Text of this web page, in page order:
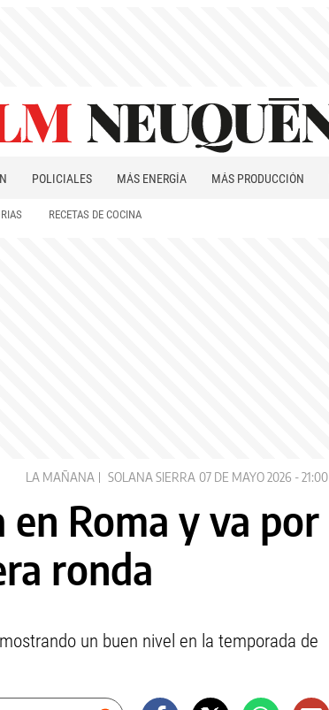
POLICIALES MÁS ENERGÍA MÁS PRODUCCIÓN
RECETAS DE COCINA
LA MAÑANA SOLANA SIERRA 07 DE MAYO 2026 - 21:00
en Roma y va por
ronda
un buen nivel en la temporada de